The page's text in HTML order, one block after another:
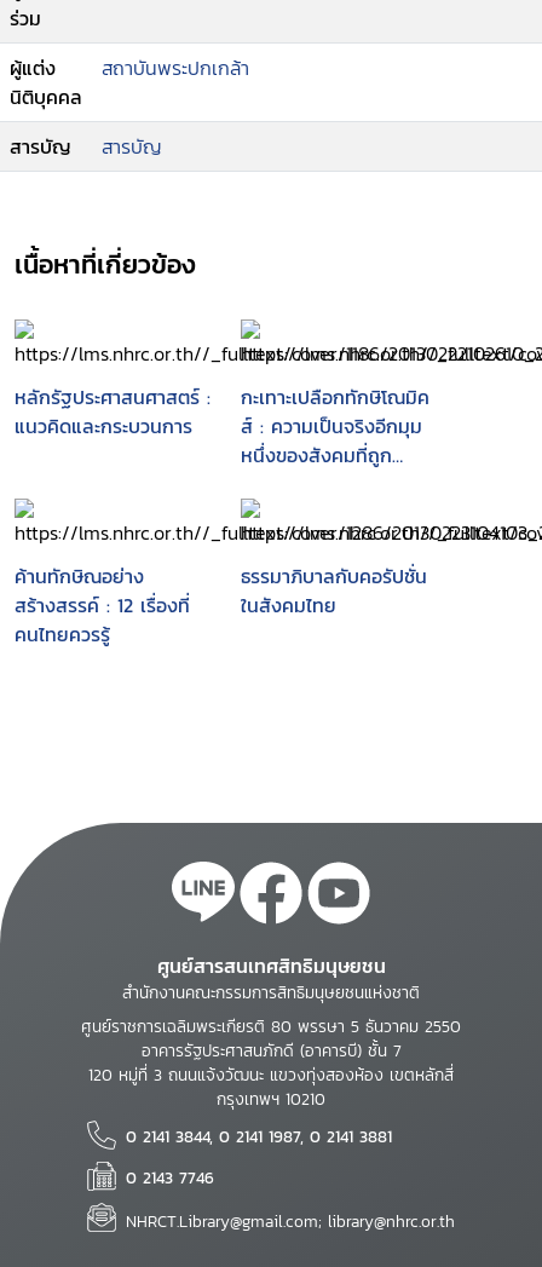
ร่วม
ผู้แต่ง
นิติบุคคล
สถาบันพระปกเกล้า
สารบัญ สารบัญ
เนื้อหาที่เกี่ยวข้อง
หลักรัฐประศาสนศาสตร์ :
แนวคิดและกระบวนการ
กะเทาะเปลือกทักษิโณมิค
ส์ : ความเป็นจริงอีกมุม
หนึ่งของสังคมที่ถูก
ของระบอบทักษิณ
ค้านทักษิณอย่าง
สร้างสรรค์ : 12 เรื่องที่
คนไทยควรรู้
ธรรมาภิบาลกับคอรัปชั่น
ในสังคมไทย
ศูนย์สารสนเทศสิทธิมนุษยชน
สำนักงานคณะกรรมการสิทธิมนุษยชนแห่งชาติ
ศูนย์ราชการเฉลิมพระเกียรติ 80 พรรษา 5 ธันวาคม 2550
อาคารรัฐประศาสนภักดี (อาคารบี) ชั้น 7
120 หมู่ที่ 3 ถนนแจ้งวัฒนะ แขวงทุ่งสองห้อง เขตหลักสี่
กรุงเทพฯ 10210
0 2141 3844, 0 2141 1987, 0 2141 3881
0 2143 7746
NHRCT.Library@gmail.com; library@nhrc.or.th